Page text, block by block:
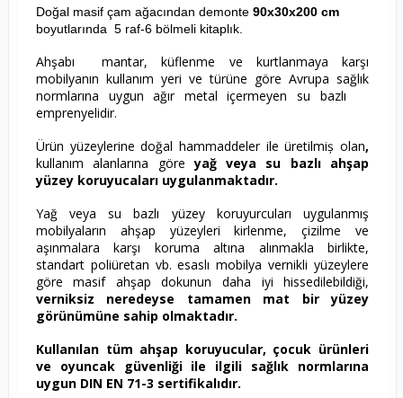
Doğal masif çam ağacından demonte 90x30x200 cm
boyutlarında 5 raf-6 bölmeli kitaplık.
Ahşabı mantar, küflenme ve kurtlanmaya karşı
mobilyanın kullanım yeri ve türüne göre Avrupa sağlık
normlarına uygun ağır metal içermeyen su bazlı
emprenyelidir.
Ürün yüzeylerine doğal hammaddeler ile üretilmiș olan,
kullanım alanlarına göreyağ veya su bazlı ahşap
yüzey koruyucaları uygulanmaktadır.
Yağ veya su bazlı yüzey koruyurcuları uygulanmış
mobilyaların ahşap yüzeyleri kirlenme, çizilme ve
aşınmalara karşı koruma altına alınmakla birlikte,
standart poliüretan vb. esaslı mobilya vernikli yüzeylere
göre masif ahşap dokunun daha iyi hissedilebildiği,
verniksiz neredeyse tamamen mat bir yüzey
görünümüne sahip olmaktadır.
Kullanılan tüm ahşap koruyucular, çocuk ürünleri
ve oyuncak güvenliği ile ilgili sağlık normlarına
uygun DIN EN 71-3 sertifikalıdır.